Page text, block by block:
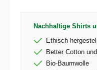
Nachhaltige Shirts
Ethisch
Better Cotton
Bio-Baumwolle